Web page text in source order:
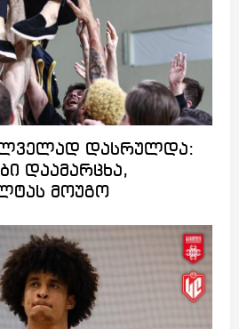
დასრულდა:
დაამარცხა,
მოუგო